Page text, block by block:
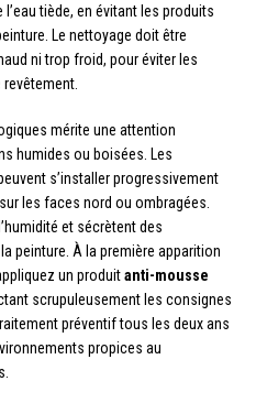
tiède, en évitant les produits
Le nettoyage doit être
ni trop froid, pour éviter les
mérite une attention
humides ou boisées. Les
s’installer progressivement
les faces nord ou ombragées.
et sécrètent des
peinture. À la première apparition
un produitanti-mousse
scrupuleusement les consignes
préventif tous les deux ans
propices au